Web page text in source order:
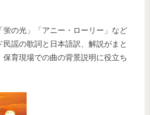
蛍の光」「アニー・ローリー」など
民謡の歌詞と日本語訳、解説がまと
保育現場での曲の背景説明に役立ち